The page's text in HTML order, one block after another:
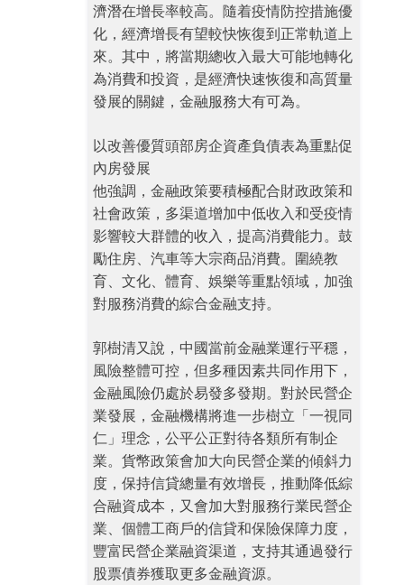
濟潛在增長率較高。隨着疫情防控措施優
化，經濟增長有望較快恢復到正常軌道上
來。其中，將當期總收入最大可能地轉化
為消費和投資，是經濟快速恢復和高質量
發展的關鍵，金融服務大有可為。
以改善優質頭部房企資產負債表為重點促
內房發展
他強調，金融政策要積極配合財政政策和
社會政策，多渠道增加中低收入和受疫情
影響較大群體的收入，提高消費能力。鼓
勵住房、汽車等大宗商品消費。圍繞教
育、文化、體育、娛樂等重點領域，加強
對服務消費的綜合金融支持。
郭樹清又說，中國當前金融業運行平穩，
風險整體可控，但多種因素共同作用下，
金融風險仍處於易發多發期。對於民營企
業發展，金融機構將進一步樹立「一視同
仁」理念，公平公正對待各類所有制企
業。貨幣政策會加大向民營企業的傾斜力
度，保持信貸總量有效增長，推動降低綜
合融資成本，又會加大對服務行業民營企
業、個體工商戶的信貸和保險保障力度，
豐富民營企業融資渠道，支持其通過發行
股票債券獲取更多金融資源。